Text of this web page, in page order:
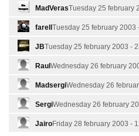
MadVerasTuesday 25 february
farell Tuesday 25 february 2003
JBTuesday 25 february 2003 -
Raul Wednesday 26 february
MadsergiWednesday 26
SergiWednesday 26 february
JairoFriday 28 february 2003 -